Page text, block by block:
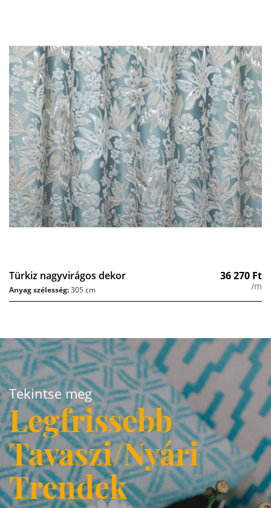
Türkiz nagyvirágos dekor 36 270 Ft
/m
Anyag szélesség:305 cm
Tekintse meg
Legfrissebb
Tavaszi/Nyári
Trendek